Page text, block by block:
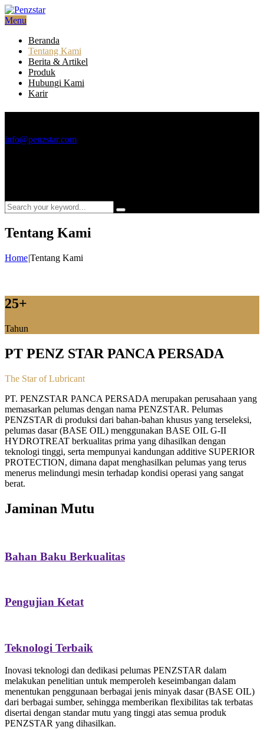
Menu
Beranda
Tentang Kami
Berita & Artikel
Produk
Hubungi Kami
Karir
info@penzstar.com
Tentang Kami
Home|Tentang Kami
25+
Tahun
PT PENZ STAR PANCA PERSADA
The Star of Lubricant
PT. PENZSTAR PANCA PERSADA merupakan perusahaan yang
memasarkan pelumas dengan nama PENZSTAR. Pelumas
PENZSTAR di produksi dari bahan-bahan khusus yang terseleksi,
pelumas dasar (BASE OIL) menggunakan BASE OIL G-II
HYDROTREAT berkualitas prima yang dihasilkan dengan
teknologi tinggi, serta mempunyai kandungan additive SUPERIOR
PROTECTION, dimana dapat menghasilkan pelumas yang terus
menerus melindungi mesin terhadap kondisi operasi yang sangat
berat.
Jaminan Mutu
Bahan Baku Berkualitas
Pengujian Ketat
Teknologi Terbaik
Inovasi teknologi dan dedikasi pelumas PENZSTAR dalam
melakukan penelitian untuk memperoleh keseimbangan dalam
menentukan penggunaan berbagai jenis minyak dasar (BASE OIL)
dari berbagai sumber, sehingga memberikan flexibilitas tak terbatas
disertai dengan standar mutu yang tinggi atas semua produk
PENZSTAR yang dihasilkan.